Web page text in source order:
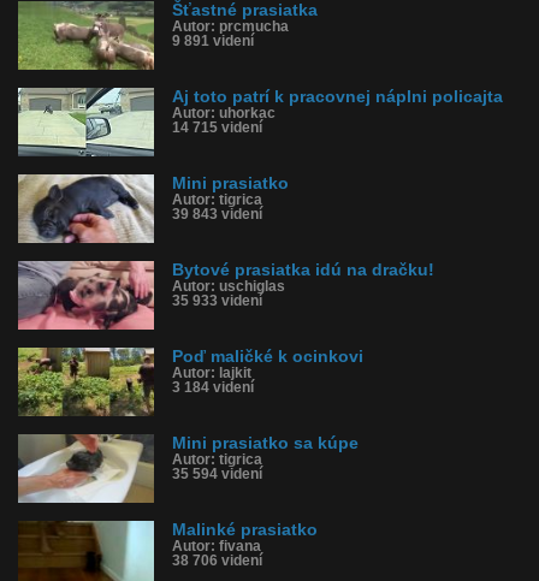
Šťastné prasiatka
Autor: prcmucha
9 891 videní
Aj toto patrí k pracovnej náplni policajta
Autor: uhorkac
14 715 videní
Mini prasiatko
Autor: tigrica
39 843 videní
Bytové prasiatka idú na dračku!
Autor: uschiglas
35 933 videní
Poď maličké k ocinkovi
Autor: lajkit
3 184 videní
Mini prasiatko sa kúpe
Autor: tigrica
35 594 videní
Malinké prasiatko
Autor: fivana
38 706 videní